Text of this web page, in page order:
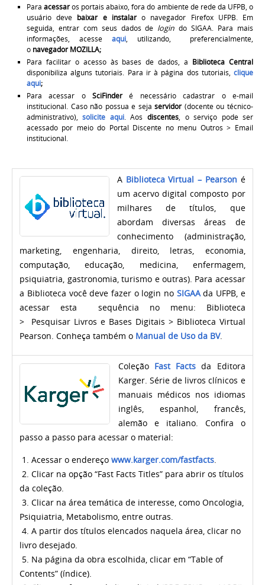
Paraacessaros portais abaixo,fora do ambiente de rede da UFPB,o
usuário deve baixar e instalaro navegador Firefox UFPB. Em
seguida, entrar com seus dados de login do SIGAA. Para mais
informações, acesse aqui, utilizando, preferencialmente,
o navegador MOZILLA;
Para facilitar o acesso às bases de dados, a Biblioteca Central
disponibiliza alguns tutoriais. Para ir à página dos tutoriais, clique
aqui;
Para acessar oSciFinderé necessário cadastrar o e-mail
institucional. Caso não possua e sejaservidor(docente ou técnico-
administrativo),solicite aqui. Aos discentes, o serviço pode ser
acessado por meio do Portal Discente no menu Outros > Email
institucional.
A Biblioteca Virtual – Pearson é
um acervo digital composto por
milhares de títulos, que
abordam diversas áreas de
conhecimento (administração,
marketing, engenharia, direito, letras, economia,
computação, educação, medicina, enfermagem,
psiquiatria, gastronomia, turismo e outras). Para acessar
a Biblioteca você deve fazer o login no SIGAAda UFPB, e
acessar esta sequência no menu: Biblioteca
> Pesquisar Livros e Bases Digitais > Biblioteca Virtual
Pearson. Conheça também o Manual de Uso da BV.
Coleção Fast Factsda Editora
Karger. Série de livros clínicos e
manuais médicos nos idiomas
inglês, espanhol, francês,
alemão e italiano. Confira o
passo a passo para acessar o material:
1. Acessar o endereçowww.karger.com/fastfacts
2. Clicar na opção “Fast Facts Titles” para abrir os títulos
da coleção.
3. Clicar na área temática de interesse, como Oncologia,
Psiquiatria, Metabolismo, entre outras.
4. A partir dos títulos elencados naquela área, clicar no
livro desejado.
5. Na página da obra escolhida, clicar em “Table of
Contents” (índice).